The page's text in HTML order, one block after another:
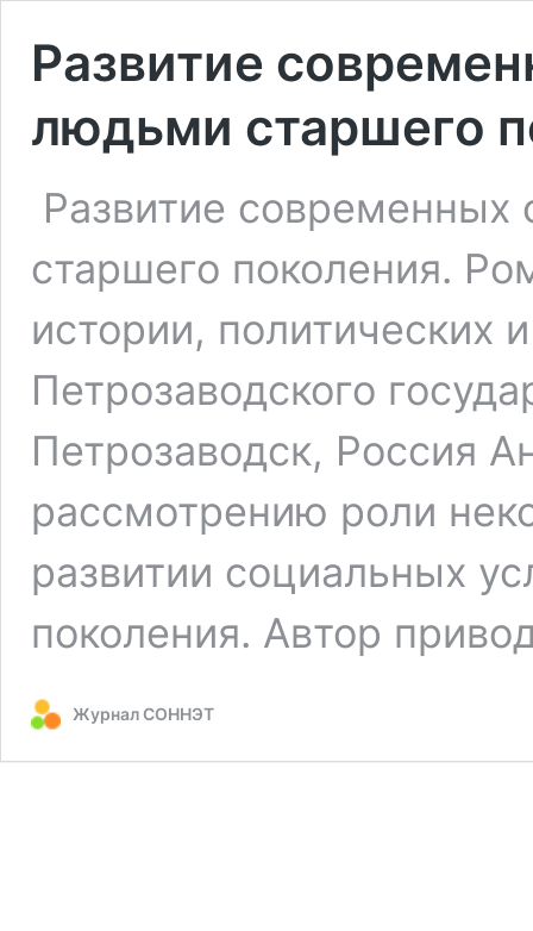
Развитие
людьми старшего
Развитие
старшего поколения.
истории, политических
Петрозаводского
Петрозаводск, Россия
рассмотрению роли
развитии социальных
поколения. Автор
Журнал СОННЭТ